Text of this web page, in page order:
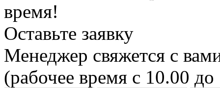
время!
Оставьте заявку
Менеджер свяжется с
(рабочее время с 10.00